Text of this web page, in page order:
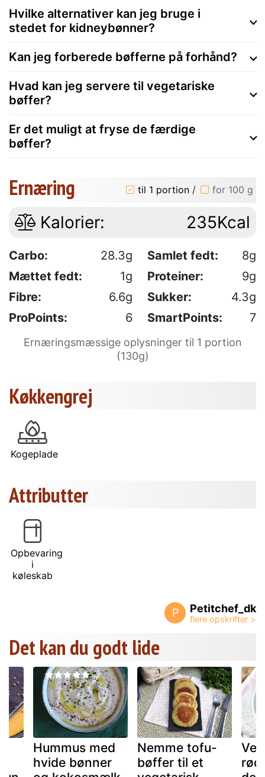
Hvilke alternativer kan jeg bruge i
stedet for kidneybønner?
Kan jeg forberede bøfferne på forhånd?
Hvad kan jeg servere til vegetariske
bøffer?
Er det muligt at fryse de færdige
bøffer?
Ernæring til 1 portion / for 100 g
Kalorier: 235Kcal
Carbo: 28.3g Samlet fedt:
8g
Mættet fedt:
1g Proteiner:
9g
Fibre:
6.6g Sukker:
4.3g
ProPoints:
6 SmartPoints: 7
Ernæringsmæssige oplysninger til 1 portion
(130g)
Køkkengrej
Kogeplade
Attributter
Opbevaring
i
køleskab
P Petitchef_dk
Det kan du godt lide
Hummus med
hvide bønner
Nemme tofu-
bøffer til et